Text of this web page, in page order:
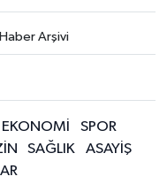
Haber Arşivi
EKONOMİ
SPOR
SAĞLIK
ASAYİŞ